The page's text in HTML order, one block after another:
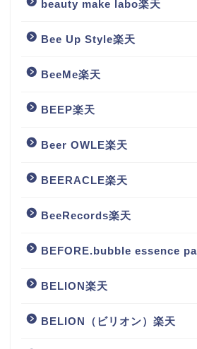
beauty make labo楽天
Bee Up Style楽天
BeeMe楽天
BEEP楽天
Beer OWLE楽天
BEERACLE楽天
BeeRecords楽天
BEFORE.bubble essence
BELION楽天
BELION（ビリオン）楽天